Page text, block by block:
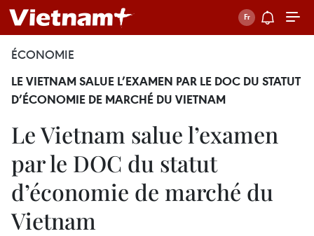
ÉCONOMIE
LE VIETNAM SALUE L’EXAMEN PAR LE DOC DU STATUT
D’ÉCONOMIE DE MARCHÉ DU VIETNAM
Le Vietnam salue l’examen
par le DOC du statut
d’économie de marché du
Vietnam